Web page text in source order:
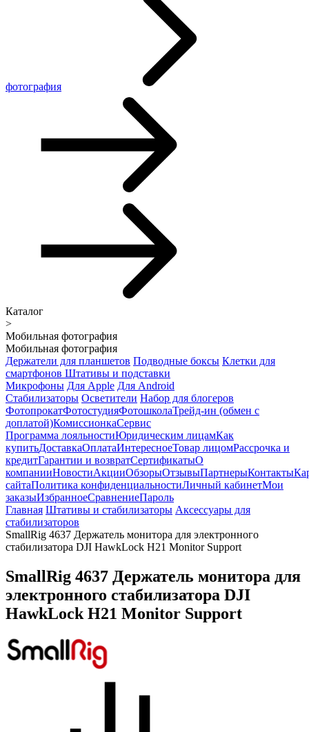
фотография
Каталог
>
Мобильная фотография
Мобильная фотография
Держатели для планшетов Подводные боксы Клетки для
смартфонов Штативы и подставки
Микрофоны Для Apple Для Android
Стабилизаторы Осветители Набор для блогеров
ФотопрокатФотостудияФотошколаТрейд-ин (обмен с
доплатой)КомиссионкаСервис
Программа лояльностиЮридическим лицамКак
купитьДоставкаОплатаИнтересноеТовар лицомРассрочка и
кредитГарантии и возвратСертификатыО
компанииНовостиАкцииОбзорыОтзывыПартнерыКонтакты
сайтаПолитика конфиденциальностиЛичный кабинетМои
заказыИзбранноеСравнениеПароль
Главная Штативы и стабилизаторы Аксессуары для
стабилизаторов
SmallRig 4637 Держатель монитора для электронного
стабилизатора DJI HawkLock H21 Monitor Support
SmallRig 4637 Держатель монитора для
электронного стабилизатора DJI
HawkLock H21 Monitor Support